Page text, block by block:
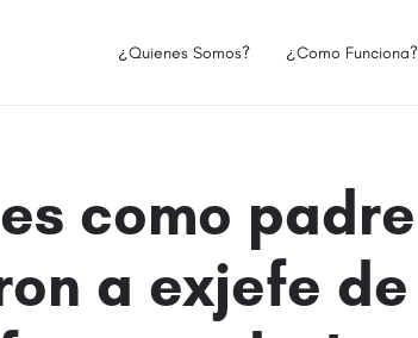
¿Quienes Somos? ¿Como Funciona?
como
a exjefe